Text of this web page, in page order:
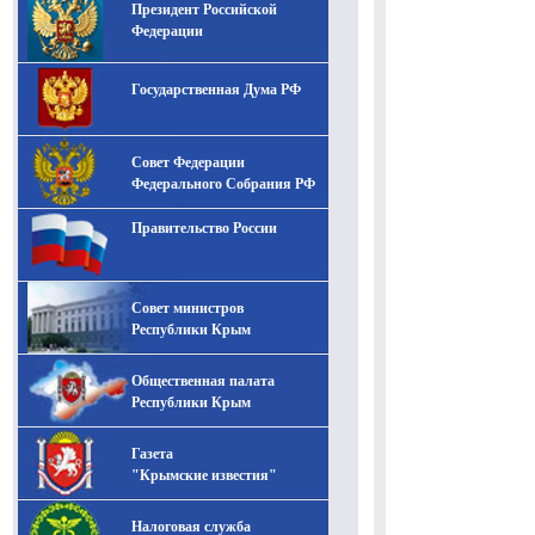
-- Лучшее, что можно сделать с хорошим советом, это
пропустить его мимо ушей. Он никогда не бывает
полезен никому, кроме того, кто его дал.
-- Люблю давать советы и очень не люблю, когда их
дают мне.
Президент Российской
Федерации
Государственная Дума РФ
Совет Федерации
Федерального Собрания РФ
Правительство России
Совет министров
Республики Крым
Общественная палата
Республики Крым
Газета
"Крымские известия"
Налоговая служба